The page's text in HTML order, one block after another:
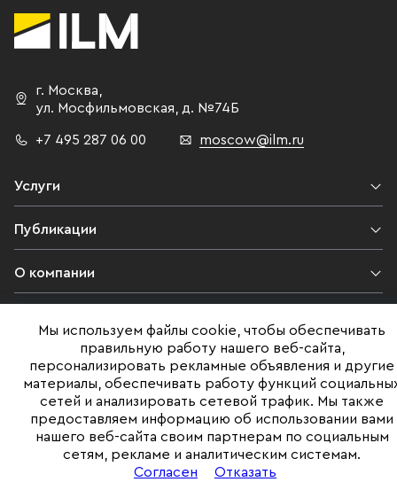
г. Москва
ул. Мосфильмовская,
д. №74Б
+7 495 287 06 00 moscow@ilm.ru
Услуги
Публикации
О компании
Юридическая информация
©ILM 2009-2026. Все права защищены
Представленная на сайте информация, в т.ч. стоимости объектов,
носит информационный характер
Мы используем файлы cookie, чтобы обеспечивать
правильную работу нашего веб-сайта,
персонализировать рекламные объявления и другие
материалы, обеспечивать работу функций
сетей и анализировать сетевой трафик. Мы также
предоставляем информацию об использовании вами
нашего веб-сайта своим партнерам по социальным
сетям, рекламе и аналитическим системам.
Согласен
Отказать